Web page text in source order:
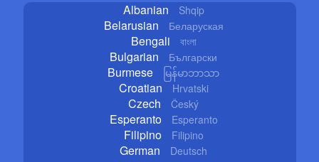
Albanian Shqip
Belarusian Беларуская
Bengali বাংলা
Bulgarian Български
Burmese မြန်မာဘာသာ
Croatian Hrvatski
Czech Český
Esperanto Esperanto
Filipino Filipino
German Deutsch